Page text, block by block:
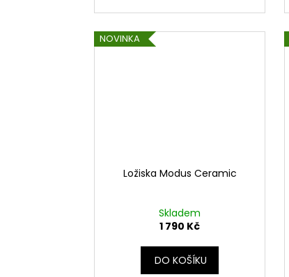
NOVINKA
Ložiska Modus Ceramic
Skladem
1 790 Kč
DO KOŠÍKU